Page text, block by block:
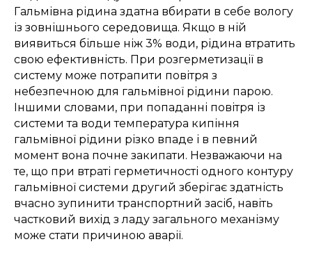
Гальмівна рідина здатна вбирати в себе вологу
із зовнішнього середовища. Якщо в ній
виявиться більше ніж 3% води, рідина втратить
свою ефективність. При розгерметизації в
систему може потрапити повітря з
небезпечною для гальмівної рідини парою.
Іншими словами, при попаданні повітря із
системи та води температура кипіння
гальмівної рідини різко впаде і в певний
момент вона почне закипати. Незважаючи на
те, що при втраті герметичності одного контуру
гальмівної системи другий зберігає здатність
вчасно зупинити транспортний засіб, навіть
частковий вихід з ладу загального механізму
може стати причиною аварії.